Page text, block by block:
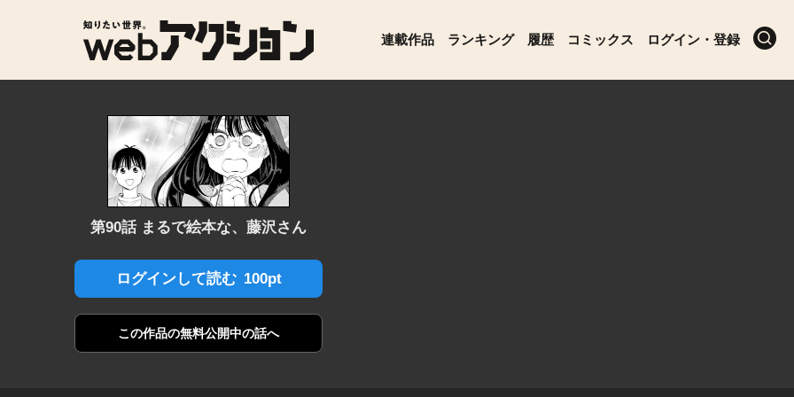
連載作品 ランキング 履歴 コミックス ログイン・登録
第90話 まるで絵本な、藤沢さん
ログインして読む 100pt
この作品の無料公開中の話へ